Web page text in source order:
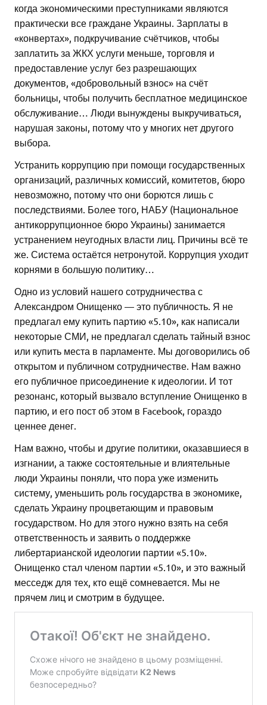
когда экономическими преступниками являются
практически все граждане Украины. Зарплаты в
«конвертах», подкручивание счётчиков, чтобы
заплатить за ЖКХ услуги меньше, торговля и
предоставление услуг без разрешающих
документов, «добровольный взнос» на счёт
больницы, чтобы получить бесплатное медицинское
обслуживание… Люди вынуждены выкручиваться,
нарушая законы, потому что у многих нет другого
выбора.
Устранить коррупцию при помощи государственных
организаций, различных комиссий, комитетов, бюро
невозможно, потому что они борются лишь с
последствиями. Более того, НАБУ (Национальное
антикоррупционное бюро Украины) занимается
устранением неугодных власти лиц. Причины всё те
же. Система остаётся нетронутой. Коррупция уходит
корнями в большую политику…
Одно из условий нашего сотрудничества с
Александром Онищенко — это публичность. Я не
предлагал ему купить партию «5.10», как написали
некоторые СМИ, не предлагал сделать тайный взнос
или купить места в парламенте. Мы договорились об
открытом и публичном сотрудничестве. Нам важно
его публичное присоединение к идеологии. И тот
резонанс, который вызвало вступление Онищенко в
партию, и его пост об этом в Facebook, гораздо
ценнее денег.
Нам важно, чтобы и другие политики, оказавшиеся в
изгнании, а также состоятельные и влиятельные
люди Украины поняли, что пора уже изменить
систему, уменьшить роль государства в экономике,
сделать Украину процветающим и правовым
государством. Но для этого нужно взять на себя
ответственность и заявить о поддержке
либертарианской идеологии партии «5.10».
Онищенко стал членом партии «5.10», и это важный
месседж для тех, кто ещё сомневается. Мы не
прячем лиц и смотрим в будущее.